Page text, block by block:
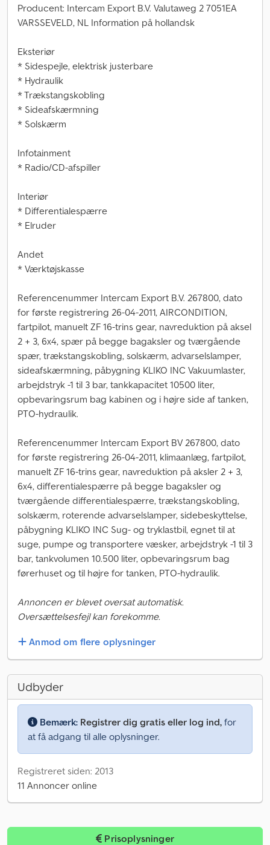
Producent: Intercam Export B.V. Valutaweg 2 7051EA
VARSSEVELD, NL Information på hollandsk
Eksteriør
* Sidespejle, elektrisk justerbare
* Hydraulik
* Trækstangskobling
* Sideafskærmning
* Solskærm
Infotainment
* Radio/CD-afspiller
Interiør
* Differentialespærre
* Elruder
Andet
* Værktøjskasse
Referencenummer Intercam Export B.V. 267800, dato
for første registrering 26-04-2011, AIRCONDITION,
fartpilot, manuelt ZF 16-trins gear, navreduktion på aksel
2 + 3, 6x4, spær på begge bagaksler og tværgående
spær, trækstangskobling, solskærm, advarselslamper,
sideafskærmning, påbygning KLIKO INC Vakuumlaster,
arbejdstryk -1 til 3 bar, tankkapacitet 10500 liter,
opbevaringsrum bag kabinen og i højre side af tanken,
PTO-hydraulik.
Referencenummer Intercam Export BV 267800, dato
for første registrering 26-04-2011, klimaanlæg, fartpilot,
manuelt ZF 16-trins gear, navreduktion på aksler 2 + 3,
6x4, differentialespærre på begge bagaksler og
tværgående differentialespærre, trækstangskobling,
solskærm, roterende advarselslamper, sidebeskyttelse,
påbygning KLIKO INC Sug- og tryklastbil, egnet til at
suge, pumpe og transportere væsker, arbejdstryk -1 til 3
bar, tankvolumen 10.500 liter, opbevaringsrum bag
førerhuset og til højre for tanken, PTO-hydraulik.
Annoncen er blevet oversat automatisk.
Oversættelsesfejl kan forekomme.
Anmod om flere oplysninger
Udbyder
Bemærk: Registrer dig gratis eller log ind, for
at få adgang til alle oplysninger.
Registreret siden: 2013
11 Annoncer online
Prisoplysninger